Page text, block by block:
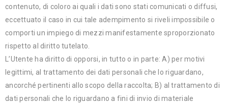
contenuto, di coloro ai quali i dati sono stati comunicati o diffusi,
eccettuato il caso in cui tale adempimento si riveli impossibile o
comporti un impiego di mezzi manifestamente sproporzionato
rispetto al diritto tutelato.
L’Utente ha diritto di opporsi, in tutto o in parte: A) per motivi
legittimi, al trattamento dei dati personali che lo riguardano,
ancorché pertinenti allo scopo della raccolta; B) al trattamento di
dati personali che lo riguardano a fini di invio di materiale